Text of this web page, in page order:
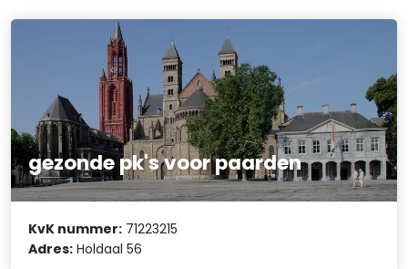
gezonde pk's voor paarden
KvK nummer: 71223215
Adres: Holdaal 56